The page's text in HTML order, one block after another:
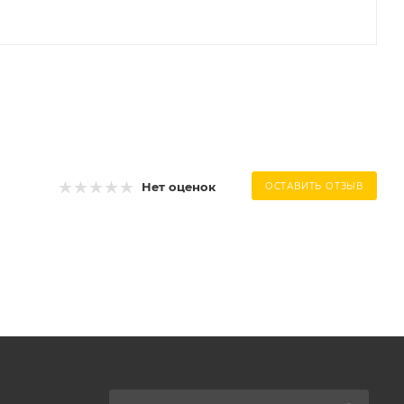
Нет оценок ОСТАВИТЬ ОТЗЫВ